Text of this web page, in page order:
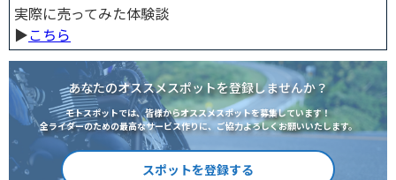
実際に売ってみた体験談
▶︎こちら
あなたのオススメスポットを登録しませんか？
モトスポットでは、皆様からオススメスポットを募集しています！
全ライダーのための最高なサービス作りに、ご協力よろしくお願いいたします。
スポットを登録する